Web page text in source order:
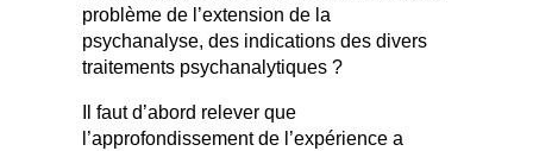
problème de l’extension de la
psychanalyse, des indications des divers
traitements psychanalytiques ?
Il faut d’abord relever que
l’approfondissement de l’expérience a